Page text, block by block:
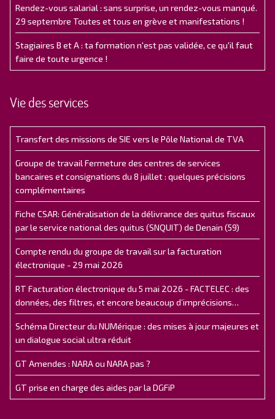
Rendez-vous salarial : sans surprise, un rendez-vous manqué.
29 septembre Toutes et tous en grève et manifestations !
Stagiaires B et A : ta formation n'est pas validée, ce qu'il faut
faire de toute urgence !
Vie des services
Transfert des missions de SIE vers le Pôle National de TVA
Groupe de travail Fermeture des centres de services
bancaires et consignations du 8 juillet : quelques précisions
complémentaires
Fiche CSAR: Généralisation de la délivrance des quitus fiscaux
par le service national des quitus (SNQUIT) de Denain (59)
Compte rendu du groupe de travail sur la facturation
électronique - 29 mai 2026
RT Facturation électronique du 5 mai 2026 - FACTELEC : des
données, des filtres, et encore beaucoup d’imprécisions…
Schéma Directeur du NUMérique : des mises à jour majeures et
un dialogue social ultra réduit
GT Amendes : NARA ou NARA pas ?
GT prise en charge des aides par la DGFiP